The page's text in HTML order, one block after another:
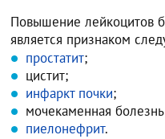
Повышение лейкоцитов
является признаком
простатит;
цистит;
инфаркт почки;
мочекаменная
пиелонефрит.